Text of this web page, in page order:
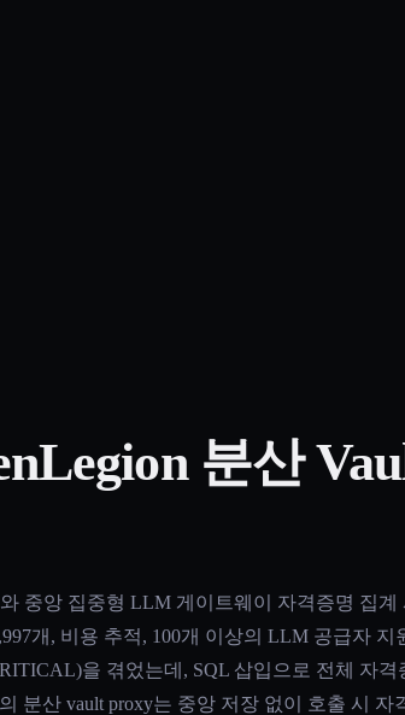
분산
중앙 집중형 LLM 게이트웨이 자격증명 집계
개, 비용 추적, 100개 이상의 LLM 공급자 지
을 겪었는데, SQL 삽입으로 전체 자
분산 vault proxy는 중앙 저장 없이 호출 시 자